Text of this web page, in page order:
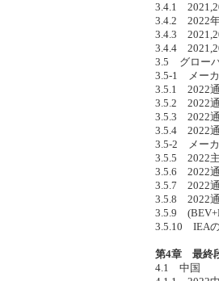
3.4.1
3.4.2 2022
3.4.3
3.4.4
3.5 グロ
3.5-1 メー
3.5.1 2022
3.5.2 2022
3.5.3 2022
3.5.4 2022
3.5-2 メー
3.5.5 2022
3.5.6 2022
3.5.7 2022
3.5.8 2022
3.5.9
3.5.10 IEA
第4章 最終
4.1 中